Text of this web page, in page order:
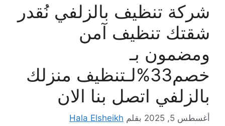
شركة تنظيف بالزلفي نُقدر
شقتك تنظيف آمن
ومضمون بـ
خصم33%لـتنظيف منزلك
بالزلفي اتصل بنا الان
أغسطس 5, 2025 بقلم Hala Elsheikh